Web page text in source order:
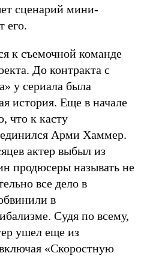
сценарий мини-
его.
к съемочной команде
До контракта с
у сериала была
история. Еще в начале
что к касту
Арми Хаммер.
актер выбыл из
продюсеры называть не
все дело в
в
Судя по всему,
ушел еще из
«Скоростную